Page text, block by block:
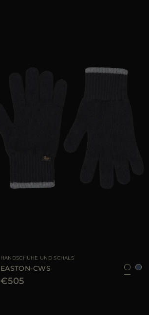
HANDSCHUHE UND SCHALS
EASTON-CWS
€505